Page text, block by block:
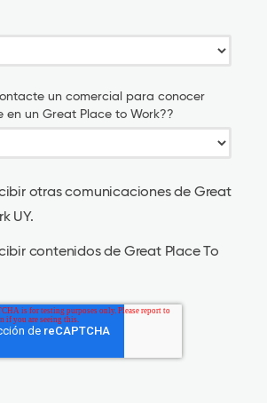
un comercial para conocer
en un Great Place to Work??
otras comunicaciones de Great
UY.
contenidos de Great Place To